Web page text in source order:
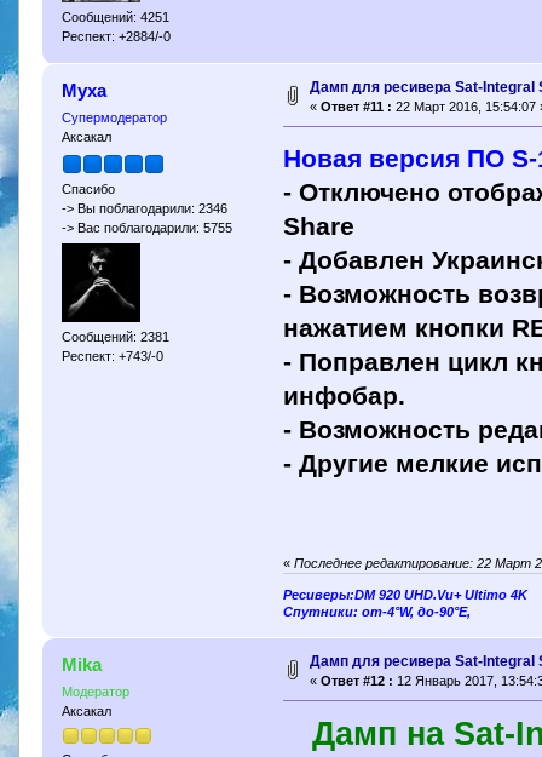
Сообщений: 4251
Респект: +2884/-0
Муха
Супермодератор
Аксакал
Спасибо
-> Вы поблагодарили: 2346
-> Вас поблагодарили: 5755
Сообщений: 2381
Респект: +743/-0
Дамп для ресивера Sat-Integral
« Ответ #11 : 22 Март 2016, 15:54:07
Новая версия ПО S-
- Отключено
Share
- Добавлен
- Возможность
нажатием кнопки
- Поправлен цикл
инфобар.
- Возможность
- Другие мелкие
«Последнее редактирование: 22 Март
Ресиверы:DM 920 UHD.Vu+ Ultimo 4K
Спутники: от-4°W, до-90°E,
Mika
Модератор
Аксакал
Дамп для ресивера Sat-Integral
« Ответ #12 : 12 Январь 2017,
Дамп на Sat-